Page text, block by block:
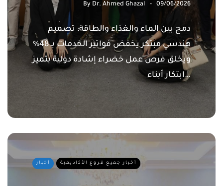
By Dr. Ahmed Ghazal 09/06/2026
دمج بين الماء والغذاء والطاقة: تصميم
هندسي مبتكر يخفض فواتير الخدمات بـ 48%
ويخلق فرص عمل خضراء إشادة دولية بتميز
ابتكار أبناء…
أخبار أخبار جميع فروع الأكاديمية